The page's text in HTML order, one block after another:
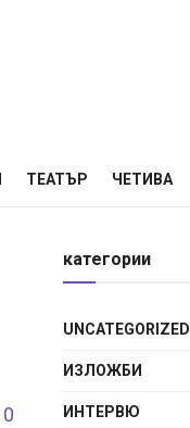
ТЕАТЪР ЧЕТИВА
0
категории
UNCATEGORIZED
ИЗЛОЖБИ
ИНТЕРВЮ